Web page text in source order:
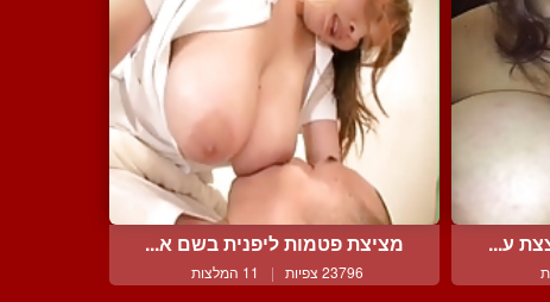
ע... מציצת פטמות ליפנית בשם א...
23796 צפיות | 11 המלצות